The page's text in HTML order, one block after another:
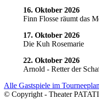
16. Oktober 2026
Finn Flosse räumt das
17. Oktober 2026
Die Kuh Rosemarie
22. Oktober 2026
Arnold - Retter der
Alle Gastspiele im Tourneeplan
© Copyright - Theater